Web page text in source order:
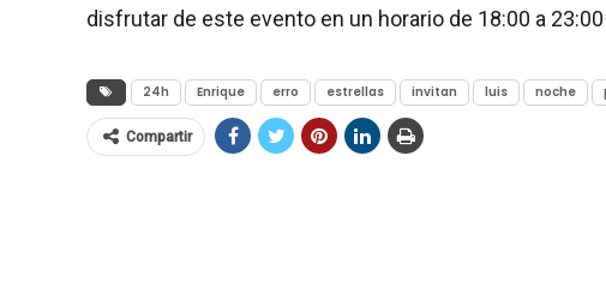
disfrutar de este evento en un horario de 18:00 a
24h Enrique erro estrellas invitan luis noche
Compartir